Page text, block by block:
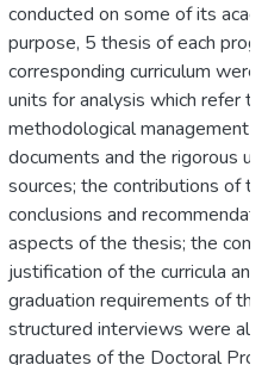
conducted on some of its
purpose, 5 thesis of each
corresponding curriculum
units for analysis which refer
methodological management
documents and the rigorous
sources; the contributions of
conclusions and
aspects of the thesis; the
justification of the curricula
graduation requirements of
structured interviews were
graduates of the Doctoral